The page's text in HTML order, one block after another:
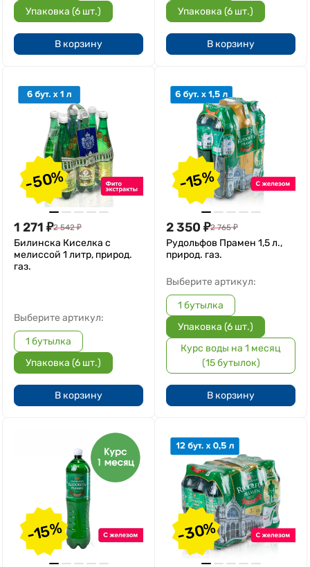
Упаковка (6 шт.)
В корзину
Упаковка (6 шт.)
В корзину
-50%
1 271 ₽2 542 ₽
Билинска Киселка с
мелиссой 1 литр, природ.
газ.
Выберите артикул:
1 бутылка
Упаковка (6 шт.)
В корзину
-15%
2 350 ₽2 765 ₽
Рудольфов Прамен 1,5 л.,
природ. газ.
Выберите артикул:
1 бутылка
Упаковка (6 шт.)
Курс воды на 1 месяц
(15 бутылок)
В корзину
-15% -30%